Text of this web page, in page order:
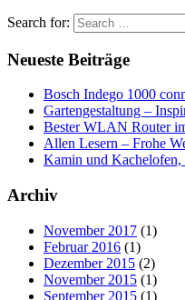
Search for:
Neueste Beiträge
Bosch Indego 1000
Gartengestaltung –
Bester WLAN Router
Allen Lesern – Frohe
Kamin und Kachelofen,
Archiv
November 2017 (1)
Februar 2016 (1)
Dezember 2015 (2)
November 2015 (1)
September 2015 (1)